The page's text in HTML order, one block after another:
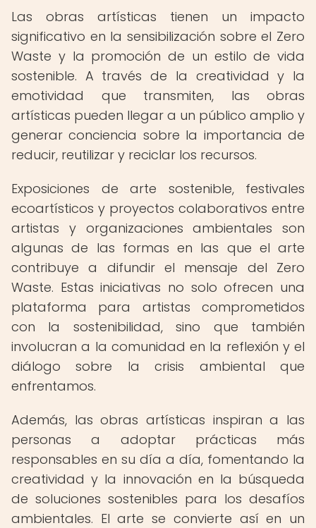
Las obras artísticas tienen un impacto
significativo en la sensibilización sobre el Zero
Waste y la promoción de un estilo de vida
sostenible. A través de la creatividad y la
emotividad que transmiten, las obras
artísticas pueden llegar a un público amplio y
generar conciencia sobre la importancia de
reducir, reutilizar y reciclar los recursos.
Exposiciones de arte sostenible, festivales
ecoartísticos y proyectos colaborativos entre
artistas y organizaciones ambientales son
algunas de las formas en las que el arte
contribuye a difundir el mensaje del Zero
Waste. Estas iniciativas no solo ofrecen una
plataforma para artistas comprometidos
con la sostenibilidad, sino que también
involucran a la comunidad en la reflexión y el
diálogo sobre la crisis ambiental que
enfrentamos.
Además, las obras artísticas inspiran a las
personas a adoptar prácticas más
responsables en su día a día, fomentando la
creatividad y la innovación en la búsqueda
de soluciones sostenibles para los desafíos
ambientales. El arte se convierte así en un